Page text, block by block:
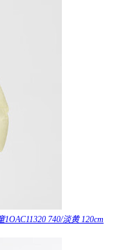
740/淡黄 120cm